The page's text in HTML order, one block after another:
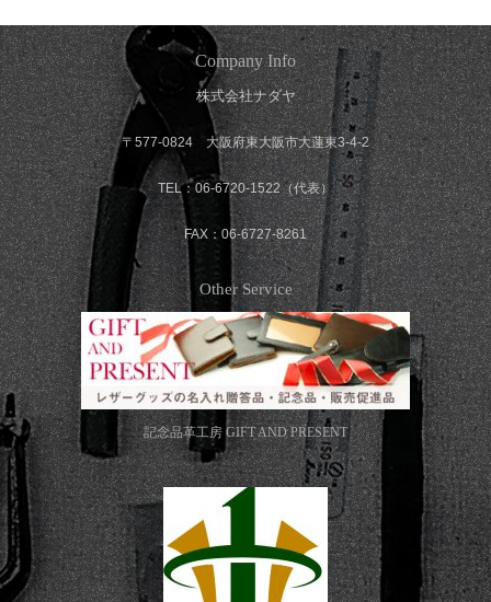
Company Info
株式会社ナダヤ
〒577-0824 大阪府東大阪市大蓮東3-4-2
TEL：06-6720-1522（代表）
FAX：06-6727-8261
Other Service
記念品革工房 GIFT AND PRESENT